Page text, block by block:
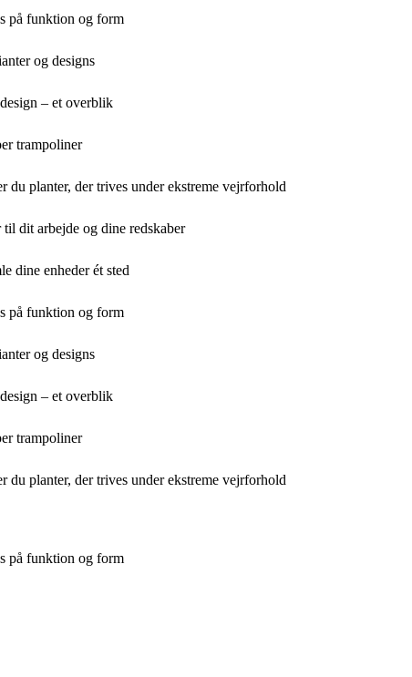
på funktion og form
og designs
– et overblik
trampoliner
du planter, der trives under ekstreme vejrforhold
dit arbejde og dine redskaber
dine enheder ét sted
på funktion og form
og designs
– et overblik
trampoliner
du planter, der trives under ekstreme vejrforhold
på funktion og form